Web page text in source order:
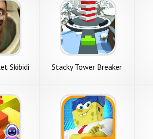
Skibidi
Stacky Tower Breaker